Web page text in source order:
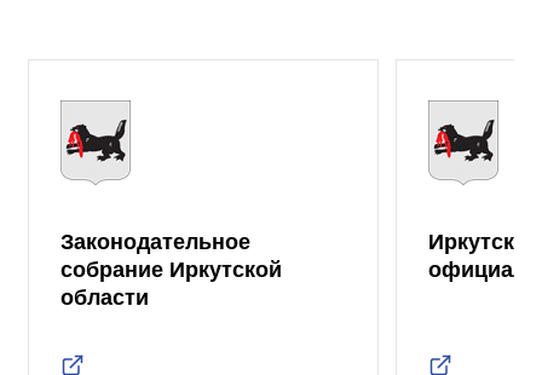
Законодательное
собрание Иркутской
области